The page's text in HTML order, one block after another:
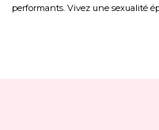
performants. Vivez une sexualité